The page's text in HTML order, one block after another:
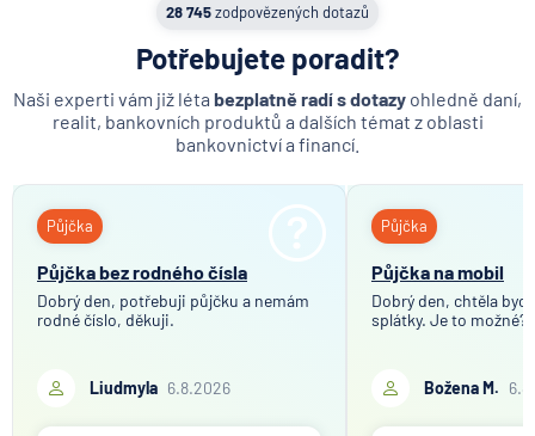
MetLife Europe d.a.c.
Modrá pyramida stavební spořitelna
MONETA Money Bank
Moneta Stavební spořitelna
NN Penzijní společnost
NN Životná poisťovňa
Oberbank AG
PPF banka
Raiffeisenbank
Sparkasse Oberlausitz
28 745zodpovězených dotazů
Potřebujete poradit?
Naši experti vám již léta bezplatně radí s dotazy ohledně daní,
realit, bankovních produktů a dalších témat z oblasti
bankovnictví a financí.
Půjčka
Půjčka bez rodného čísla
Dobrý den, potřebuji půjčku a nemám
rodné číslo, děkuji.
Liudmyla 6.8.2026
Půjčka
Půjčka na mobil
Dobrý den, chtěla
splátky. Je to možné?
Božena M.